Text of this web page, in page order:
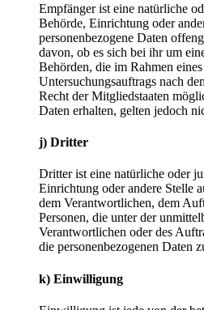
Empfänger ist eine natürliche
Behörde, Einrichtung oder
personenbezogene Daten
davon, ob es sich bei ihr um
Behörden, die im Rahmen
Untersuchungsauftrags nach
Recht der Mitgliedstaaten
Daten erhalten, gelten jedoch
j) Dritter
Dritter ist eine natürliche oder
Einrichtung oder andere Stelle
dem Verantwortlichen, dem
Personen, die unter der
Verantwortlichen oder des
die personenbezogenen Daten
k) Einwilligung